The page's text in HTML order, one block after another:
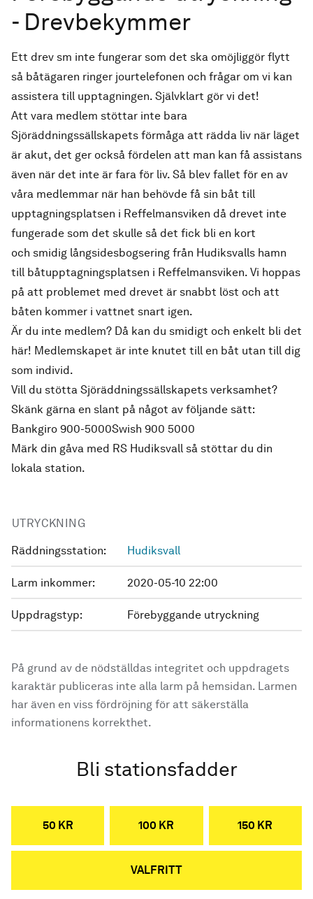
- Drevbekymmer
Ett drev sm inte fungerar som det ska omöjliggör flytt
så båtägaren ringer jourtelefonen och frågar om vi kan
assistera till upptagningen. Självklart gör vi det!
Att vara medlem stöttar inte bara
Sjöräddningssällskapets förmåga att rädda liv när läget
är akut, det ger också fördelen att man kan få assistans
även när det inte är fara för liv. Så blev fallet för en av
våra medlemmar när han behövde få sin båt till
upptagningsplatsen i Reffelmansviken då drevet inte
fungerade som det skulle så det fick bli en kort
och smidig långsidesbogsering från Hudiksvalls hamn
till båtupptagningsplatsen i Reffelmansviken. Vi hoppas
på att problemet med drevet är snabbt löst och att
båten kommer i vattnet snart igen.
Är du inte medlem? Då kan du smidigt och enkelt bli det
här! Medlemskapet är inte knutet till en båt utan till dig
som individ.
Vill du stötta Sjöräddningssällskapets verksamhet?
Skänk gärna en slant på något av följande sätt:
Bankgiro 900-5000Swish 900 5000
Märk din gåva med RS Hudiksvall så stöttar du din
lokala station.
UTRYCKNING
Räddningsstation: Hudiksvall
Larm inkommer: 2020-05-10 22:00
Uppdragstyp: Förebyggande utryckning
På grund av de nödställdas integritet och uppdragets
karaktär publiceras inte alla larm på hemsidan. Larmen
har även en viss fördröjning för att säkerställa
informationens korrekthet.
Bli stationsfadder
50 KR 100 KR 150 KR
VALFRITT